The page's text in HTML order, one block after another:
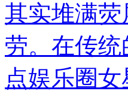
其实堆满荧
劳。在传
点娱乐圈